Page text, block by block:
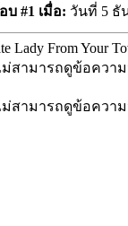
บ #1 เมื่อ: วันที่ 5 ธั
Lady From Your
สามารถดูข้อควา
สามารถดูข้อควา